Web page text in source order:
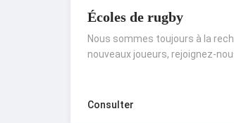
Écoles de rugby
Nous sommes toujours à la
nouveaux joueurs, rejoignez-
Consulter